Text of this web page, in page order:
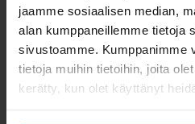
jaamme sosiaalisen median,
alan kumppaneillemme tietoja
sivustoamme. Kumppanimme
tietoja muihin tietoihin, joita
kerätty, kun olet käyttänyt
12.10.2023